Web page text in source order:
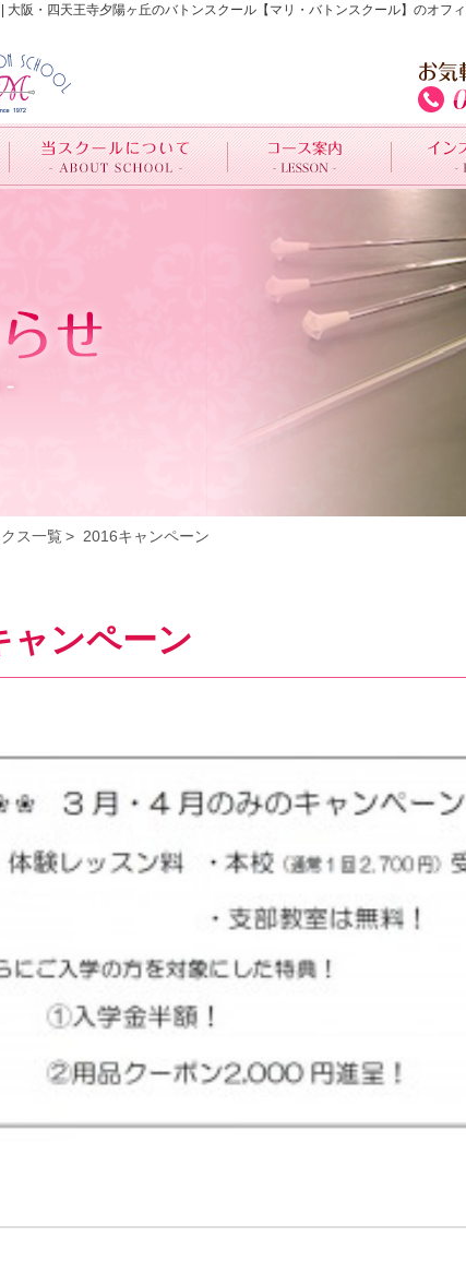
大阪・四天王寺夕陽ヶ丘のバトンスクール【マリ・バトンスクール】のオ
クス一覧 2016キャンペーン
ャンペーン